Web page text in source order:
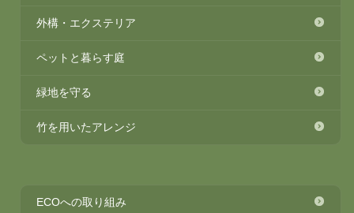
外構・エクステリア
ペットと暮らす庭
緑地を守る
竹を用いたアレンジ
ECOへの取り組み